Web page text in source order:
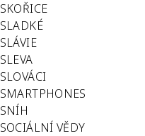
SKOŘICE
SLADKÉ
SLÁVIE
SLEVA
SLOVÁCI
SMARTPHONES
SNÍH
SOCIÁLNÍ VĚDY